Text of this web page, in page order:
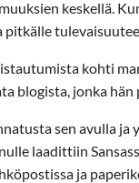
keskellä.
kohti
blogista, jonka hän
sen avulla ja
laadittiin
ja